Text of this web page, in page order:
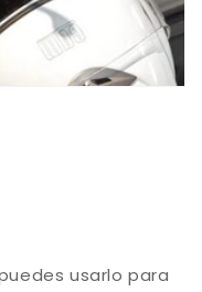
usarlo para